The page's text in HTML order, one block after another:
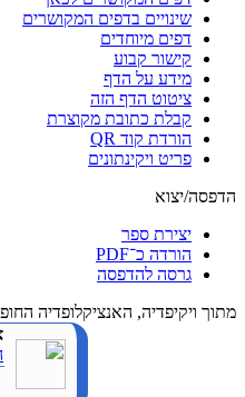
שינויים בדפים המקושרים
דפים מיוחדים
קישור קבוע
מידע על הדף
ציטוט הדף הזה
קבלת כתובת מקוצרת
הורדת קוד QR
פריט ויקינתונים
הדפסה/יצוא
יצירת ספר
הורדה כ־PDF
גרסה להדפסה
מתוך ויקיפדיה, האנציקלופדיה